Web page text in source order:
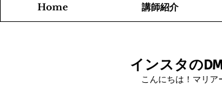
Home 講師紹介
インスタの
こんにちは！マリ